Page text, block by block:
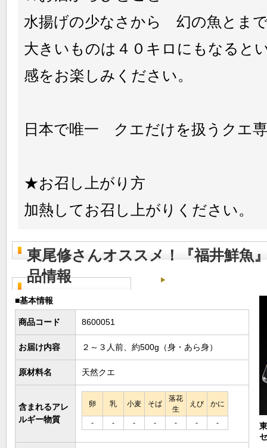
水揚げの少なさから 幻の魚とま
大きいものは４０キロにもなると
感をお楽しみください。
日本で唯一 クエだけを扱うクエ
★お召し上がり方
加熱してお召し上がりください。
東尾修さんオススメ！『福井鮮魚
品情報
■基本情報
商品コード 8600051
お届け内容 ２～３人前、約500g（身・あら身）
原材料名 天然クエ
含まれるアレ
ルギー物質
卵 乳 小麦 そば
落花
生
えび かに
- - - - - - -